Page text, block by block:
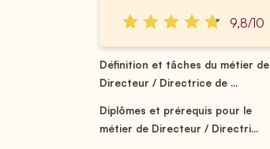
9,8/10
Définition et tâches du métier de
Directeur / Directrice de ...
Diplômes et prérequis pour le
métier de Directeur / Directri...